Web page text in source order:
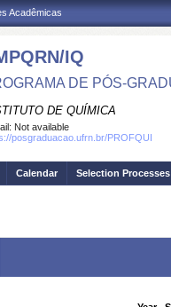
Acadêmicas
IQ
DE PÓS-
DE QUÍMICA
Not available
posgraduacao.ufrn.br/PROFQUI
Calendar Selection Processes